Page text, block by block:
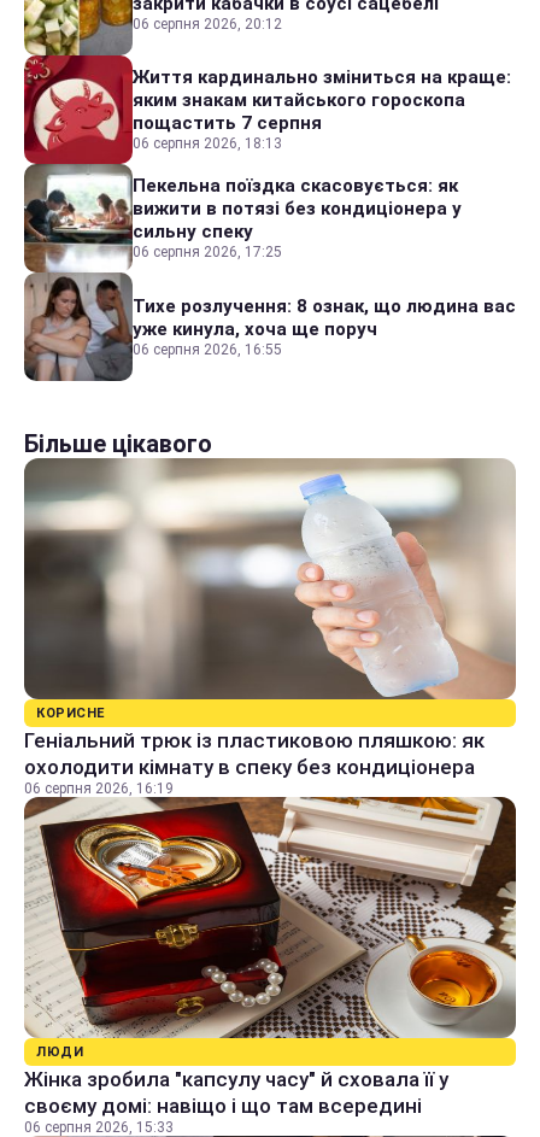
06 серпня 2026, 20:12
Життя кардинально зміниться на краще:
яким знакам китайського гороскопа
пощастить 7 серпня
06 серпня 2026, 18:13
Пекельна поїздка скасовується: як
вижити в потязі без кондиціонера у
сильну спеку
06 серпня 2026, 17:25
Тихе розлучення: 8 ознак, що людина вас
уже кинула, хоча ще поруч
06 серпня 2026, 16:55
Більше цікавого
КОРИСНЕ
Геніальний трюк із пластиковою пляшкою: як
охолодити кімнату в спеку без кондиціонера
06 серпня 2026, 16:19
ЛЮДИ
Жінка зробила "капсулу часу" й сховала її у
своєму домі: навіщо і що там всередині
06 серпня 2026, 15:33